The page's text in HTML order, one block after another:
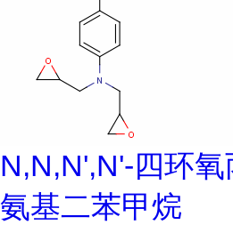
N,N,N',N'-四环
氨基二苯甲烷